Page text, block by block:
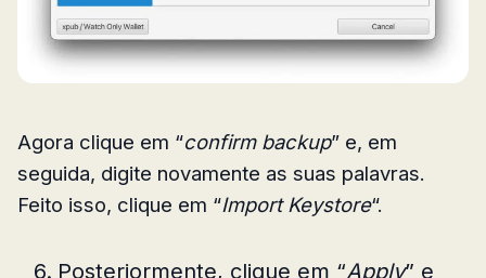
Agora clique em “confirm backup” e, em
seguida, digite novamente as suas palavras.
Feito isso, clique em “Import Keystore“.
Posteriormente, clique em “Apply” e